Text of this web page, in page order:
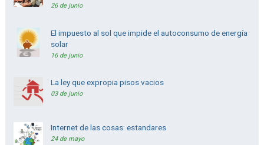
26 de junio
El impuesto al sol que impide el autoconsumo de energía
solar
16 de junio
La ley que expropia pisos vacios
03 de junio
Internet de las cosas: estandares
24 de mayo